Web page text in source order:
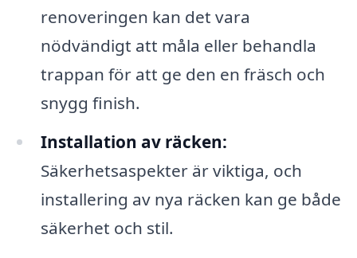
renoveringen kan det vara
nödvändigt att måla eller behandla
trappan för att ge den en fräsch och
snygg finish.
Installation av räcken:
Säkerhetsaspekter är viktiga, och
installering av nya räcken kan ge både
säkerhet och stil.